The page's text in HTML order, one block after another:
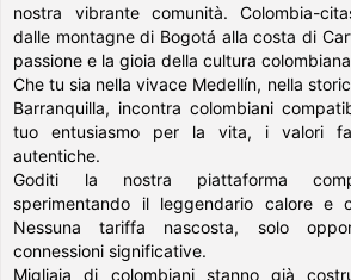
nostra vibrante comunità. Colombia-
dalle montagne di Bogotá alla costa di
passione e la gioia della cultura
Che tu sia nella vivace Medellín, nella
Barranquilla, incontra colombiani
tuo entusiasmo per la vita, i valori
autentiche.
Goditi la nostra piattaforma
sperimentando il leggendario calore e
Nessuna tariffa nascosta, solo
connessioni significative.
Migliaia di colombiani stanno già